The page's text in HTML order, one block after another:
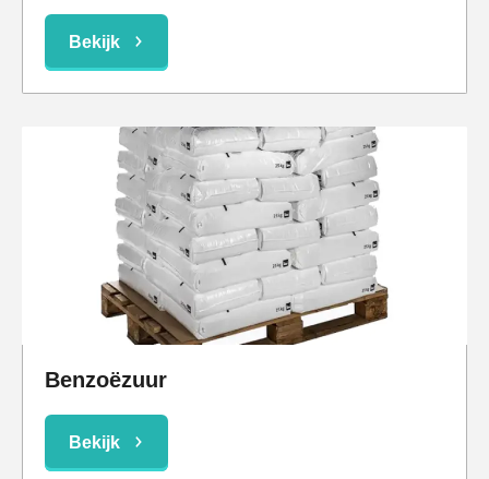
Bekijk
Benzoëzuur
Bekijk